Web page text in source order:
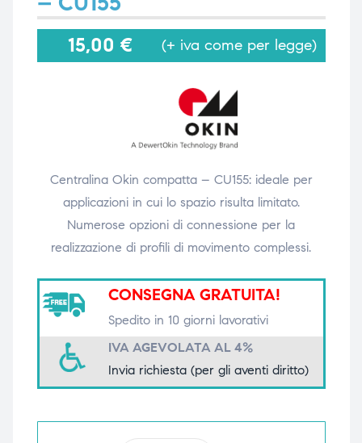
15,00 € (+ iva come per legge)
Centralina Okin compatta – CU155: ideale per
applicazioni in cui lo spazio risulta limitato.
Numerose opzioni di connessione per la
realizzazione di profili di movimento complessi.
CONSEGNA GRATUITA!
Spedito in 10 giorni lavorativi
IVA AGEVOLATA AL 4%
Invia richiesta (per gli aventi diritto)